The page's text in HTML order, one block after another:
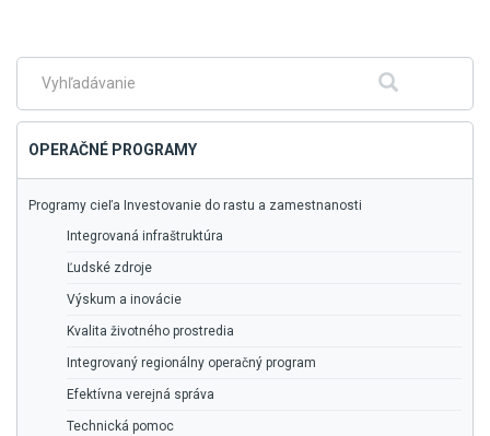
menu
Fulltextové
Hľadať
OPERAČNÉ PROGRAMY
Programy cieľa Investovanie do rastu a zamestnanosti
Integrovaná infraštruktúra
Ľudské zdroje
Výskum a inovácie
Kvalita životného prostredia
Integrovaný regionálny operačný program
Efektívna verejná správa
Technická pomoc